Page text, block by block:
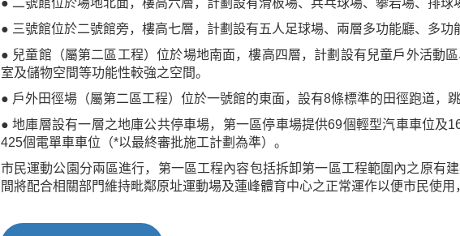
● 二號館位於場地北面，樓高六層，計劃設有滑板場、兵乓球場、攀岩場、排球
● 三號館位於二號館旁，樓高七層，計劃設有五人足球場、兩層多功能廳、多功
● 兒童館（屬第二區工程）位於場地南面，樓高四層，計劃設有兒童戶外活動
室及儲物空間等功能性較強之空間。
● 戶外田徑場（屬第二區工程）位於一號館的東面，設有8條標準的田徑跑道，
● 地庫層設有一層之地庫公共停車場，第一區停車場提供69個輕型汽車車位及
425個電單車車位（*以最終審批施工計劃為準）。
市民運動公園分兩區進行，第一區工程內容包括拆卸第一區工程範圍內之原有
間將配合相關部門維持毗鄰原址運動場及蓮峰體育中心之正常運作以便市民使